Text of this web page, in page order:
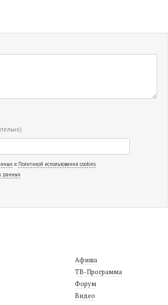
и Политикой использования cookies
данных
Афиша
ТВ-Программа
Форум
Видео